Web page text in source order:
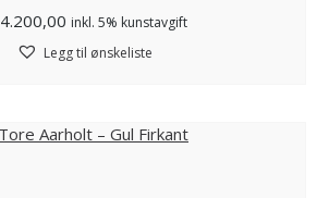
4.200,00 inkl. 5% kunstavgift
Legg til ønskeliste